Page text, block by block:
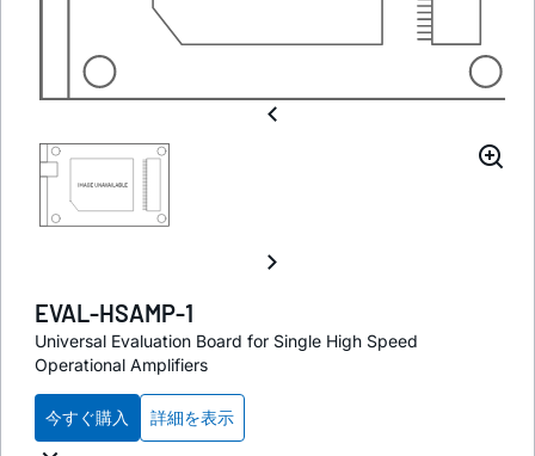
EVAL-HSAMP-1
Universal Evaluation Board for Single High Speed
Operational Amplifiers
今すぐ購入 詳細を表示